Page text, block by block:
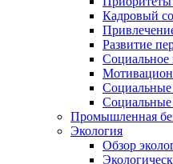
Кадровый
Развитие
Социальное
Промышленная
Экология
Обзор